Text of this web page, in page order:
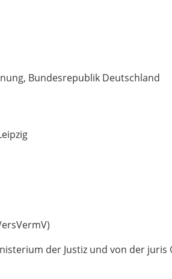
Bundesrepublik Deutschland
der Justiz und von der